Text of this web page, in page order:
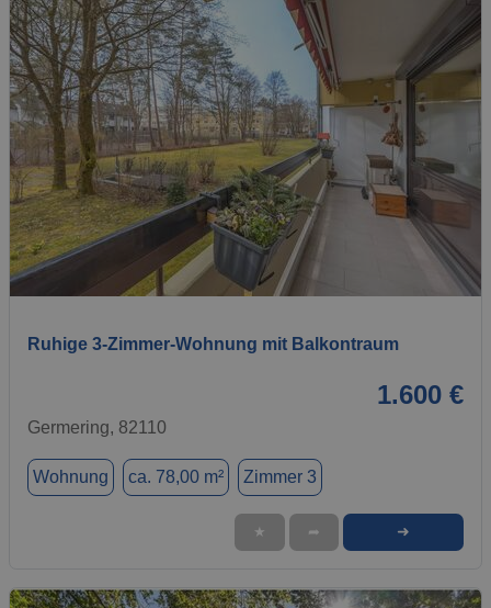
1 / 5
Ruhige 3-Zimmer-Wohnung mit Balkontraum
1.600 €
Germering, 82110
Wohnung ca. 78,00 m² Zimmer 3
★ ➦ ➜